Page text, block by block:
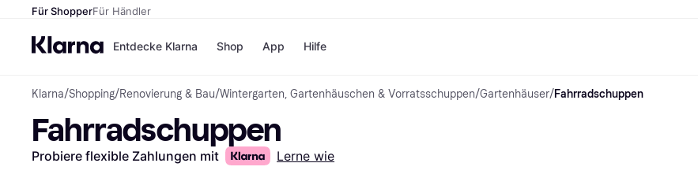
Für ShopperFür Händler
Entdecke Klarna
Zahlungsmethoden
Sofort bezahlen
Bezahle in 3
Teilzahlungen
Shopping und CashbackBanking Sparprodukte
Shop
Shops
Temu
Kaufland.at
Shoppe und vergleiche PreiseFoto & Video
App Hilfe
Klarna/Shopping/Renovierung & Bau/Wintergarten, Gartenhäuschen & Vorratsschuppen/Gartenhäuser/Fahrradschuppen
Fahrradschuppen
Probiere flexible Zahlungen mit Lerne wie